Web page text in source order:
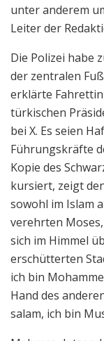
unter anderem
Leiter der
Die Polizei habe
der zentralen
erklärte
türkischen
bei X. Es seien
Führungskräfte
Kopie des
kursiert, zeigt
sowohl im Islam
verehrten
sich im Himmel
erschütterten
ich bin
Hand des
salam, ich bin